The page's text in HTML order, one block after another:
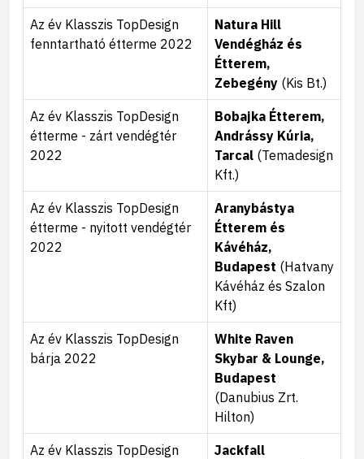
Az év Klasszis TopDesign
fenntartható étterme 2022
Natura Hill
Vendégház és
Étterem,
Zebegény (Kis Bt.)
Az év Klasszis TopDesign
étterme - zárt vendégtér
2022
Bobajka Étterem,
Andrássy Kúria,
Tarcal (Temadesign
Kft.)
Az év Klasszis TopDesign
étterme - nyitott vendégtér
2022
Aranybástya
Étterem és
Kávéház,
Budapest (Hatvany
Kávéház és Szalon
Kft)
Az év Klasszis TopDesign
bárja 2022
White Raven
Skybar & Lounge,
Budapest
(Danubius Zrt.
Hilton)
Az év Klasszis TopDesign
Jackfall